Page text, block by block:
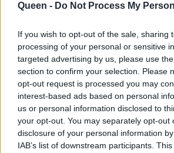
Queen - Do Not Process My
If you wish to opt-out of the sale, sharing
processing of your personal or sensitive
targeted advertising by us, please use
section to confirm your selection. Please
opt-out request is processed you may
interest-based ads based on personal
us or personal information disclosed to
your opt-out. You may separately opt-out
disclosure of your personal information
IAB’s list of downstream participants.
Είναι ή δεν είναι έγκυος; Δες την
με αποκαλυπτικό outfit